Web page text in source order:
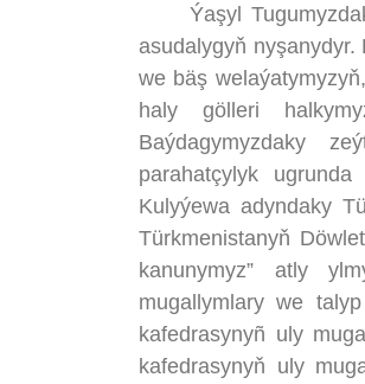
Ýaşyl Tugumyzdaky
asudalygyň
we bäş
haly gölleri
Baýdagymyzdaky
parahatçylyk
Kulyýewa adyndaky
Türkmenistanyň
kanunymyz” atly
mugallymlary we
kafedrasynyñ uly
kafedrasynyň uly